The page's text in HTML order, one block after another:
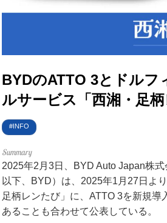
電動キックボード
このメディアについて
運営会社
BYDのATTO 3とドルフ
ルサービス「西湘・足
INFO
2025年2月3日、BYD Auto Japan株
以下、BYD）は、2025年1月27日よ
足柄レンたび」に、ATTO 3を新規
あることも合わせて公表している。